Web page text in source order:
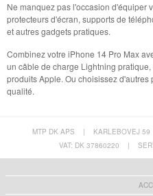
Ne manquez pas l'occasion d'équiper
protecteurs d'écran, supports de
et autres gadgets pratiques.
Combinez votre iPhone 14 Pro Max
un câble de charge Lightning
produits Apple. Ou choisissez
qualité.
MTP DK APS | KARLEBOVEJ 59
VAT: DK 37860220
|